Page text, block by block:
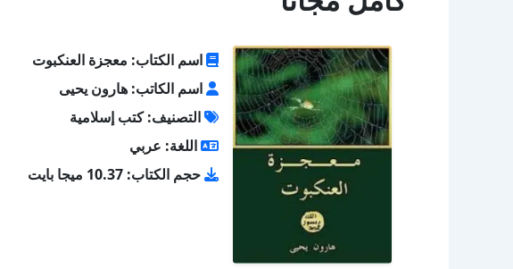
اسم الكتاب: معجزة العنكبوت
اسم الكاتب: هارون يحيى
التصنيف: كتب إسلامية
اللغة: عربي
حجم الكتاب: 10.37 ميجا بايت